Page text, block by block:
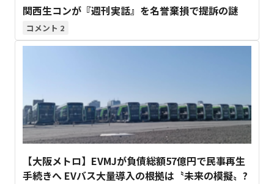
関西生コンが『週刊実話』を名誉棄損で提訴の謎
2
【大阪メトロ】EVMJが負債総額57億円で民事再生
手続きへ EVバス大量導入の根拠は〝未来の模擬〟?